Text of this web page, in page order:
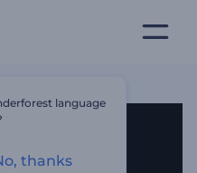
language
thanks